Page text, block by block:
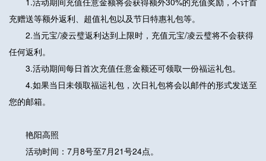
充赠送等额外返利、超值礼包以及节日特惠礼包等。
2.当元宝/凌云璧返利达到上限时，充值元宝/凌云璧将不会获得
任何返利。
3.活动期间每日首次充值任意金额还可领取一份福运礼包。
4.如果当日未领取福运礼包，次日礼包将会以邮件的形式发送至
您的邮箱。
艳阳高照
活动时间：7月8号至7月21号24点。